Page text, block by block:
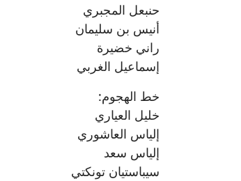
حنبعل المجبري
أنيس بن سليمان
راني خضيرة
إسماعيل الغربي
خط الهجوم:
خليل العياري
إلياس العاشوري
إلياس سعد
سيباستيان تونكتي